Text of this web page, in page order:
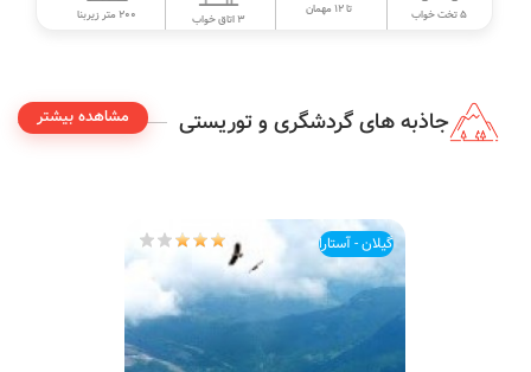
5 تخت خواب تا 12 مهمان
3 اتاق خواب 200 متر زیربنا
جاذبه های گردشگری و توریستی مشاهده بیشتر
گیلان - آستارا